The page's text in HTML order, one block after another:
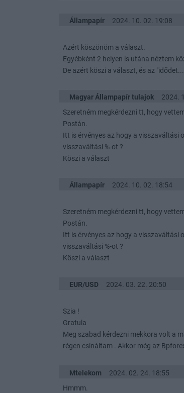
Állampapír 2024. 10. 02. 19:08
Azért köszönöm a választ.
Egyébként 2 helyen is utána néztem
De azért köszi a választ, és az
Magyar Állampapír tulajok 2024.
Szeretném megkérdezni tt, hogy
Postán.
Itt is érvényes az hogy a visszaváltási
visszaváltási %-ot ?
Köszi a választ
Állampapír 2024. 10. 02. 18:54
Szeretném megkérdezni tt, hogy
Postán.
Itt is érvényes az hogy a visszaváltási
visszaváltási %-ot ?
Köszi a választ
EUR/USD 2024. 03. 22. 20:50
Szia !
Gratula
Meg szabad kérdezni mekkora volt a
régen csináltam . Akkor még az
Mtelekom 2024. 02. 24. 18:55
Hmmm.